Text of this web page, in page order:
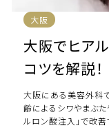
大阪
大阪でヒア
コツを解説！
大阪にある美容外科
齢によるシワやまぶ
ルロン酸注入」で改善